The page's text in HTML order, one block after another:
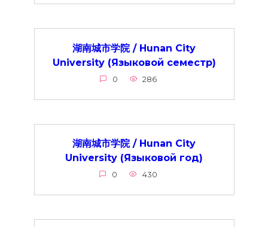
湖南城市学院 / Hunan City
University (Языковой семестр)
0 286
湖南城市学院 / Hunan City
University (Языковой год)
0 430